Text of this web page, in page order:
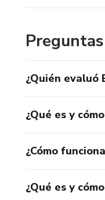
¿Quién evaluó
¿Qué es y
¿Cómo
¿Qué es y